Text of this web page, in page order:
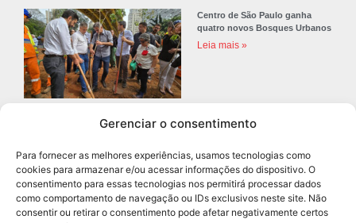
Gerenciar o consentimento
Para fornecer as melhores experiências, usamos tecnologias como
cookies para armazenar e/ou acessar informações do dispositivo. O
consentimento para essas tecnologias nos permitirá processar dados
como comportamento de navegação ou IDs exclusivos neste site. Não
consentir ou retirar o consentimento pode afetar negativamente certos
Centro de São Paulo ganha
quatro novos Bosques Urbanos
Leia mais »
para professores
Leia mais »